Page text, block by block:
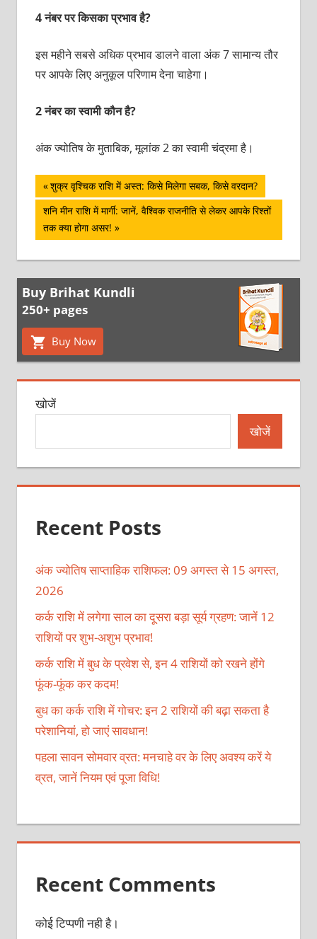
4 नंबर पर किसका प्रभाव है?
इस महीने सबसे अधिक प्रभाव डालने वाला अंक 7 सामान्य तौर
पर आपके लिए अनुकूल परिणाम देना चाहेगा।
2 नंबर का स्वामी कौन है?
अंक ज्योतिष के मुताबिक, मूलांक 2 का स्वामी चंद्रमा है।
पोस्ट
नेविगेशन
Previous
Post:
शुक्र वृश्चिक राशि में अस्त: किसे मिलेगा सबक, किसे वरदान?
Next
Post:
शनि मीन राशि में मार्गी: जानें, वैश्विक राजनीति से लेकर आपके रिश्तों
तक क्‍या होगा असर!
Buy Brihat Kundli
250+ pages
Buy Now
खोजें
खोजें
Recent Posts
अंक ज्योतिष साप्ताहिक राशिफल: 09 अगस्त से 15 अगस्त,
2026
कर्क राशि में लगेगा साल का दूसरा बड़ा सूर्य ग्रहण: जानें 12
राशियों पर शुभ-अशुभ प्रभाव!
कर्क राशि में बुध के प्रवेश से, इन 4 राशियों को रखने होंगे
फूंक-फूंक कर कदम!
बुध का कर्क राशि में गोचर: इन 2 राशियों की बढ़ा सकता है
परेशानियां, हो जाएं सावधान!
पहला सावन सोमवार व्रत: मनचाहे वर के लिए अवश्य करें ये
व्रत, जानें नियम एवं पूजा विधि!
Recent Comments
कोई टिप्पणी नही है।